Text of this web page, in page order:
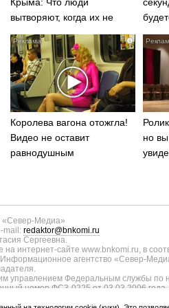
вытворяют, когда их не
видят...
i
Королева вагона отожгла!
Видео не оставит
равнодушным
но
Медиа»
mail: redaktor@bnkomi.ru
Сергеевна.
интернет-сайте www.bnkomi.ru, в
агентство «Север-
управлением Федеральным службы по
номер ФС3-0225 от 03.03.2006